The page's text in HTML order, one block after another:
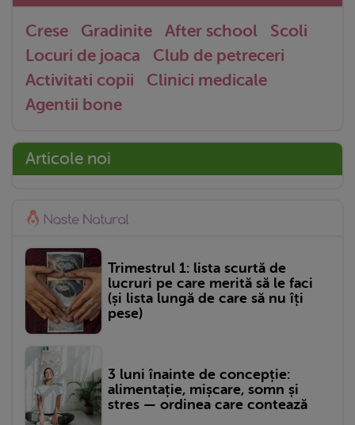
Crese Gradinite After school
Scoli
Locuri de joaca
Club de petreceri
Activitati copii
Clinici medicale
Agentii bone
Articole noi
Trimestrul 1: lista scurtă de
lucruri pe care merită să le faci
(și lista lungă de care să nu îți
pese)
3 luni înainte de concepție:
alimentație, mișcare, somn și
stres — ordinea care contează